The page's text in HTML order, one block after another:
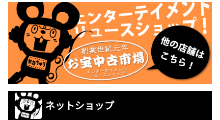
ネットショップ